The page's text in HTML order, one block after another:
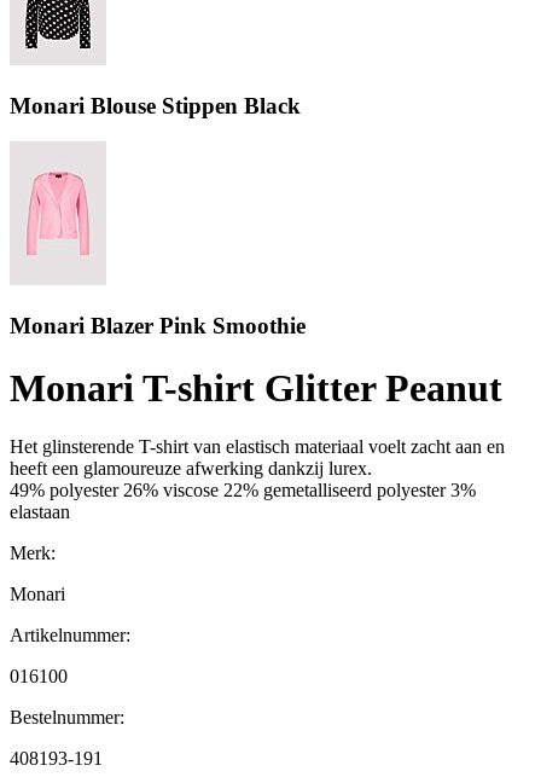
Monari Blouse Stippen Black
Monari Blazer Pink Smoothie
Monari T-shirt Glitter Peanut
Het glinsterende T-shirt van elastisch materiaal voelt zacht aan en
heeft een glamoureuze afwerking dankzij lurex.
49% polyester 26% viscose 22% gemetalliseerd polyester 3%
elastaan
Merk:
Monari
Artikelnummer:
016100
Bestelnummer:
408193-191